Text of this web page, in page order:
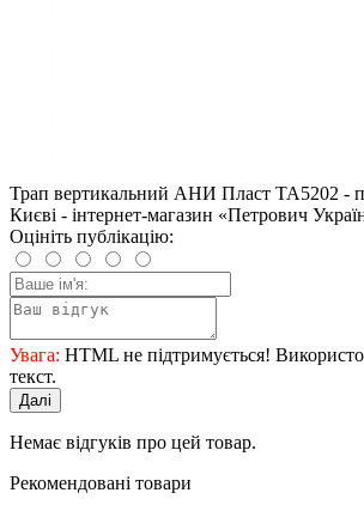
Трап вертикальний АНИ Пласт ТА5202 -
Києві - інтернет-магазин «Петрович
Оцініть публікацію:
Увага: HTML не підтримується!
текст.
Далі
Немає відгуків про цей товар.
Рекомендовані товари